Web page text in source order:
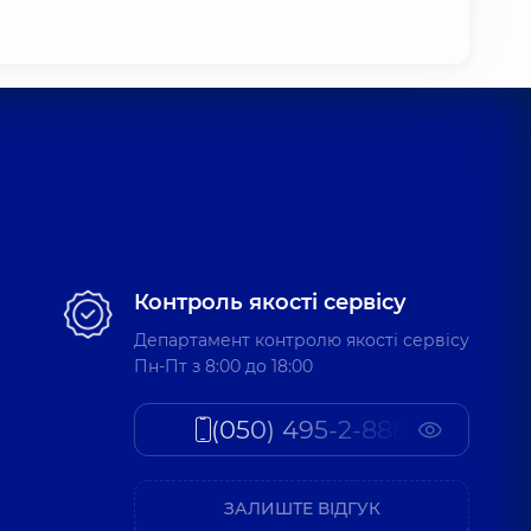
Контроль якості сервісу
Департамент контролю якості сервісу
Пн-Пт з 8:00 до 18:00
(050) 495-2-888
ЗАЛИШТЕ ВІДГУК